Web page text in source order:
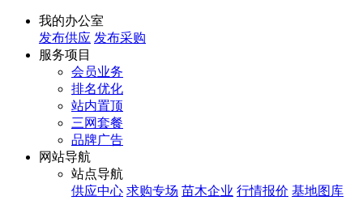
我的办公室
发布供应 发布采购
服务项目
会员业务
排名优化
站内置顶
三网套餐
品牌广告
网站导航
站点导航
供应中心 求购专场 苗木企业 行情报价 基地图库